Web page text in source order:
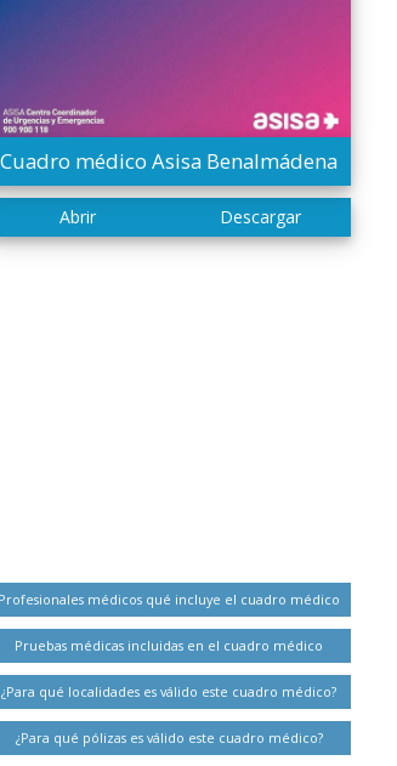
Cuadro médico Asisa Benalmádena
Profesionales médicos qué incluye el cuadro médico
Pruebas médicas incluidas en el cuadro médico
¿Para qué localidades es válido este cuadro médico?
¿Para qué pólizas es válido este cuadro médico?